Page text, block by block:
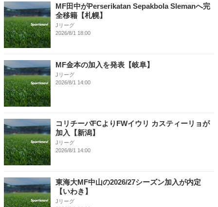
MF田中がPerserikatan Sepakbola Slemanへ完
全移籍【札幌】
Jリーグ
2026/8/1 18:00
MF金本の加入を発表【岐阜】
Jリーグ
2026/8/1 14:00
コリチーバFCよりFWイウリ カスティーリョが
加入【新潟】
Jリーグ
2026/8/1 14:00
東海大MF中山の2026/27シーズン加入が内定
【いわき】
Jリーグ